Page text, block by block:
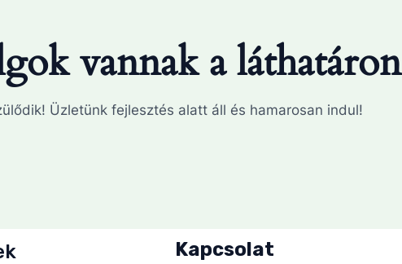
vannak a láthatáron
Üzletünk fejlesztés alatt áll és hamarosan indul!
Kapcsolat